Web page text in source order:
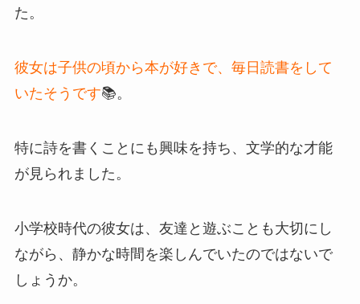
た。
彼女は子供の頃から本が好きで、毎日読書をして
いたそうです📚。
特に詩を書くことにも興味を持ち、文学的な才能
が見られました。
小学校時代の彼女は、友達と遊ぶことも大切にし
ながら、静かな時間を楽しんでいたのではないで
しょうか。